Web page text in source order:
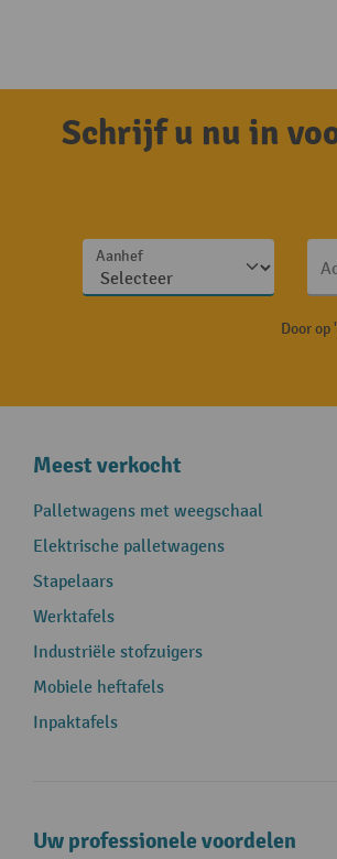
Schrijf u nu in
Aanhef
Door
Meest verkocht
Palletwagens met weegschaal
Elektrische palletwagens
Stapelaars
Werktafels
Industriële stofzuigers
Mobiele heftafels
Inpaktafels
Uw professionele voordelen